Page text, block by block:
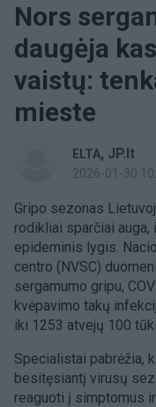
Nors
daugėja
vaistų:
mieste
ELTA, JP.lt
2026-01-30
Gripo sezonas
rodikliai sparčiai
epideminis lygis.
centro (NVSC)
sergamumo gripu,
kvėpavimo takų
iki 1253 atvejų 100
Specialistai pabrėžia,
besitęsiantį virusų
reaguoti į simptomus